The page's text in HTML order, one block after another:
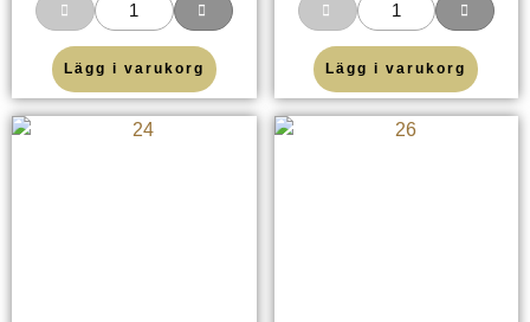
Lägg i varukorg Lägg i varukorg